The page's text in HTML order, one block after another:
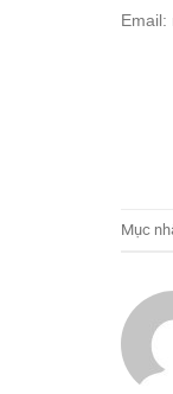
Email:
Mục